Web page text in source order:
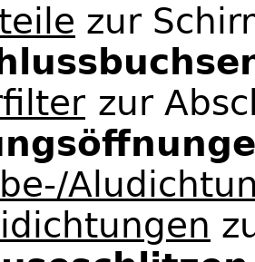
zur
zur